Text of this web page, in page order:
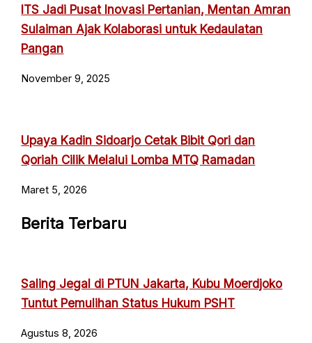
ITS Jadi Pusat Inovasi Pertanian, Mentan Amran
Sulaiman Ajak Kolaborasi untuk Kedaulatan
Pangan
November 9, 2025
Upaya Kadin Sidoarjo Cetak Bibit Qori dan
Qoriah Cilik Melalui Lomba MTQ Ramadan
Maret 5, 2026
Berita Terbaru
Saling Jegal di PTUN Jakarta, Kubu Moerdjoko
Tuntut Pemulihan Status Hukum PSHT
Agustus 8, 2026